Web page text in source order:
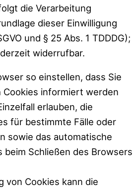
die Verarbeitung
dieser Einwilligung
und § 25 Abs. 1 TDDDG);
widerrufbar.
so einstellen, dass Sie
Cookies informiert werden
erlauben, die
für bestimmte Fälle oder
sowie das automatische
beim Schließen des Browsers
von Cookies kann die